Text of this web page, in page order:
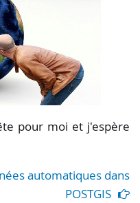
pour moi et j'espère
automatiques dans
POSTGIS